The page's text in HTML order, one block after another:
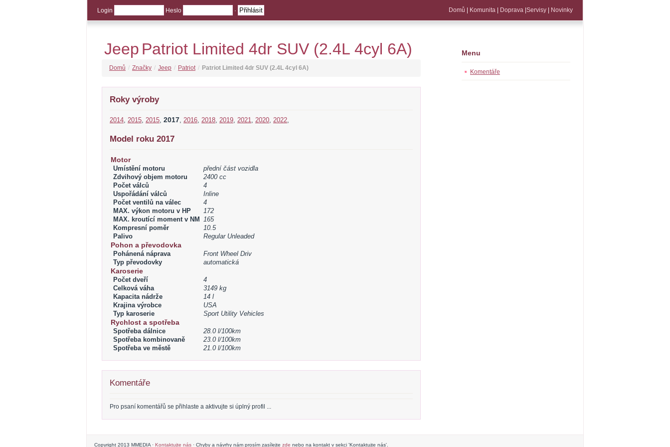
Login Heslo · Domů Komunita Doprava Servisy Novinky
Jeep Patriot Limited 4dr SUV (2.4L 4cyl 6A)
Domů / Značky / Jeep / Patriot / Patriot Limited 4dr SUV (2.4L 4cyl 6A)
Roky výroby
2014, 2015, 2015, 2017, 2016, 2018, 2019, 2021, 2020, 2022,
Model roku 2017
Motor
Umístění motoru
přední část vozidla
Zdvihový objem motoru
2400 cc
Počet válců
4
Uspořádání válců
Inline
Počet ventilů na válec
4
MAX. výkon motoru v HP
172
MAX. kroutící moment v NM 165
Kompresní poměr
10.5
Palivo
Regular Unleaded
Pohon a převodovka
Pohánená náprava
Front Wheel Driv
Typ převodovky
automatická
Karoserie
Počet dveří
4
Celková váha
3149 kg
Kapacita nádrže
14 l
Krajina výrobce
USA
Typ karoserie
Sport Utility Vehicles
Rychlost a spotřeba
Spotřeba dálnice
28.0 l/100km
Spotřeba kombinovaně
23.0 l/100km
Spotřeba ve městě
21.0 l/100km
Komentáře
Pro psaní komentářů se přihlaste a aktivujte si úplný profil ...
Menu
Komentáře
Copyright 2013 MMEDIA · Kontaktujte nás · Chyby a návrhy nám prosím zasílejte zde nebo na kontakt v sekci 'Kontaktujte nás'.